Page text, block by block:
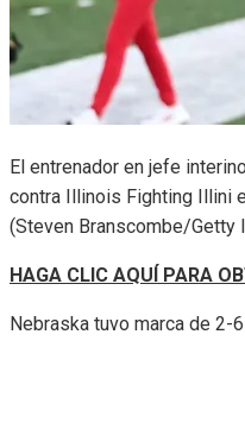
El entrenador en jefe
contra Illinois Fighting Illini
(Steven Branscombe/Getty
HAGA CLIC AQUÍ PARA
Nebraska tuvo marca de 2-